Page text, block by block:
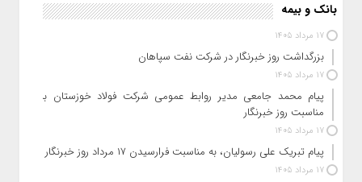
بانک و بیمه
17 مرداد 1405
بزرگداشت روز خبرنگار در شرکت نفت سپاهان
17 مرداد 1405
پیام محمد جامعی مدیر روابط عمومی شرکت فولاد خوزستان به
مناسبت روز خبرنگار
17 مرداد 1405
پیام تبریک علی رسولیان، به مناسبت فرارسیدن ۱۷ مرداد روز خبرنگار
17 مرداد 1405